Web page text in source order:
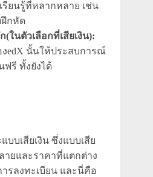
รียนรู้ที่หลากหลาย เช่น
กหัด
(ในตัวเลือกที่เสียเงิน):
งedX นั้นให้ประสบการณ์
ฟรี ทั้งยังได้
บบเสียเงิน ซึ่งแบบเสีย
ายและราคาที่แตกต่าง
รลงทะเบียน และนี่คือ